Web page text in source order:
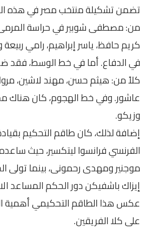
تضمن تشكيلة منتخب مصر في هذه
من: مصطفى شوبير في حراسة
كريم حافظ، ياسر إبراهيم، رامي
في الدفاع. أما في خط الوسط، فقد
كلاً من: هيثم حسن، مهند لاشين،
عاشور. وفي خط الهجوم، كان هناك
وزيكو.
إضافة لذلك، كان طاقم التحكيم
الفرنسي فرانسوا ليتكسير، حيث
موجنير ومهدى رحمونى، بينما تولى
إيزاك باشفيكن دور الحكم المساعد
عكس هذا الطاقم التحكيمي أهمية
على كلا الفريقين.